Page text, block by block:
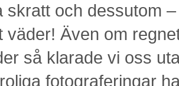
skratt och dessutom
väder! Även om
så klarade vi oss
fotograferingar